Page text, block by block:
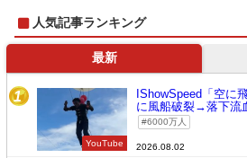
人気記事ランキング
最新
1
YouTube
IShowSpeed「空に
に風船破裂→落下流
6000万人
2026.08.02